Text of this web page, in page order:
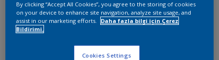
By clicking “Accept All Cookies”, you agree to the storing of cookies
on your device to enhance site navigation, analyze site usage, and
assist in our marketing efforts.
Daha fazla bilgi için Çerez
Bildirimi.
Cookies Settings